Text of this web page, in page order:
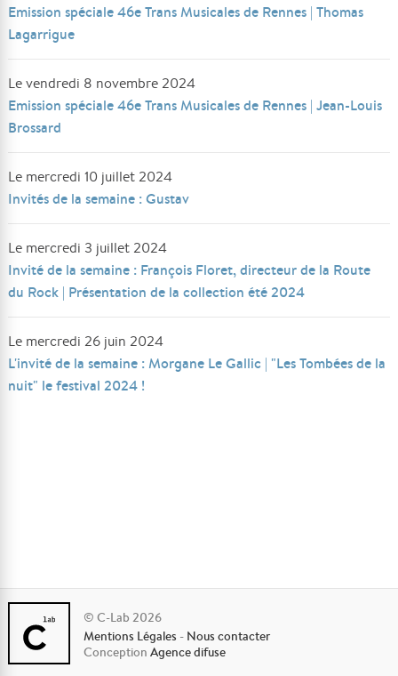
Emission spéciale 46e Trans Musicales de Rennes | Thomas
Lagarrigue
Le vendredi 8 novembre 2024
Emission spéciale 46e Trans Musicales de Rennes | Jean-Louis
Brossard
Le mercredi 10 juillet 2024
Invités de la semaine : Gustav
Le mercredi 3 juillet 2024
Invité de la semaine : François Floret, directeur de la Route
du Rock | Présentation de la collection été 2024
Le mercredi 26 juin 2024
L'invité de la semaine : Morgane Le Gallic | "Les Tombées de la
nuit" le festival 2024 !
© C-Lab 2026
Mentions Légales - Nous contacter
ConceptionAgence difuse